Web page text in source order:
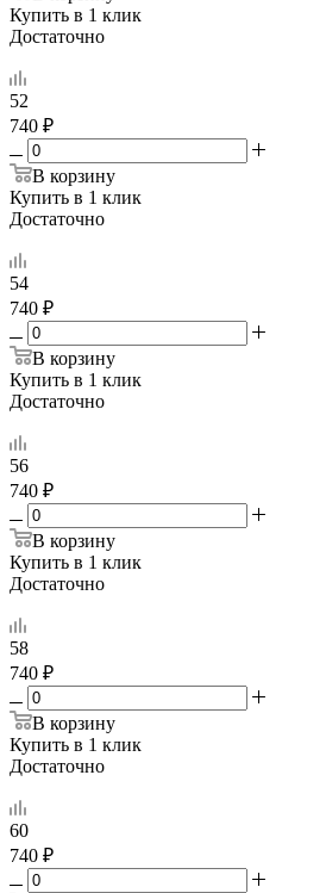
Купить в 1 клик
Достаточно
52
740 ₽
В корзину
Купить в 1 клик
Достаточно
54
740 ₽
В корзину
Купить в 1 клик
Достаточно
56
740 ₽
В корзину
Купить в 1 клик
Достаточно
58
740 ₽
В корзину
Купить в 1 клик
Достаточно
60
740 ₽